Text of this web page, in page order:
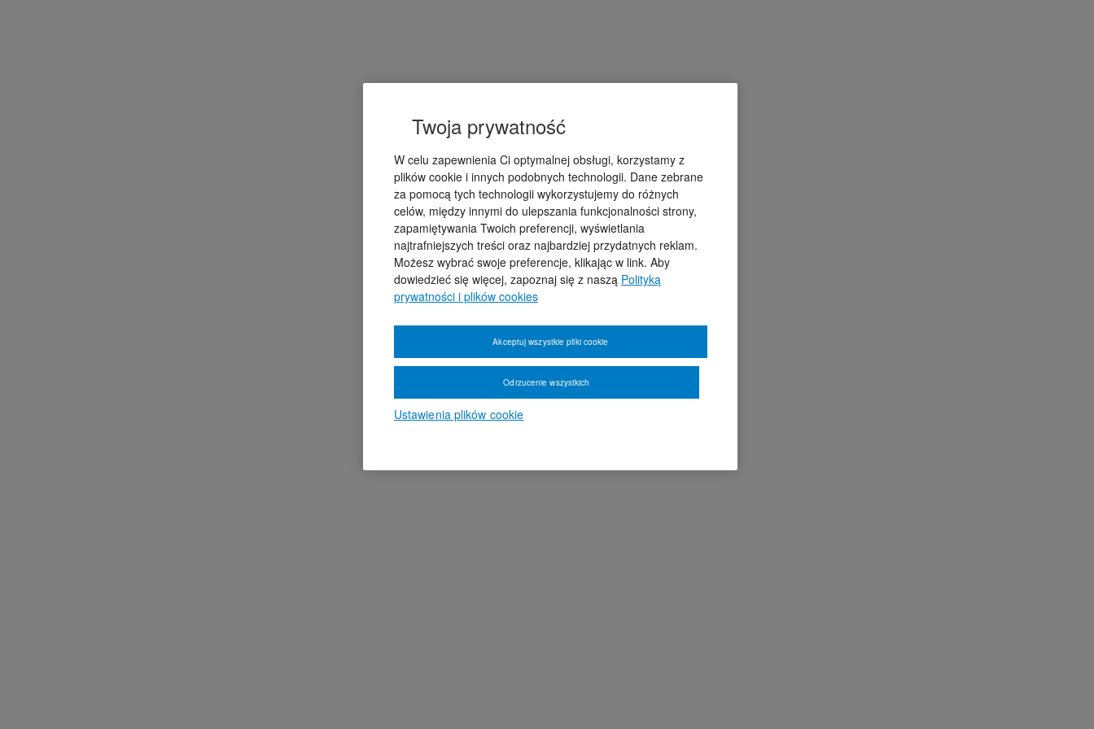
Twoja prywatność
W celu zapewnienia Ci optymalnej obsługi, korzystamy z
plików cookie i innych podobnych technologii. Dane zebrane
za pomocą tych technologii wykorzystujemy do różnych
celów, między innymi do ulepszania funkcjonalności strony,
zapamiętywania Twoich preferencji, wyświetlania
najtrafniejszych treści oraz najbardziej przydatnych reklam.
Możesz wybrać swoje preferencje, klikając w link. Aby
dowiedzieć się więcej, zapoznaj się z naszą Polityką
prywatności i plików cookies
Ustawienia plików cookie
Odrzucenie wszystkich
Akceptuj wszystkie pliki cookie